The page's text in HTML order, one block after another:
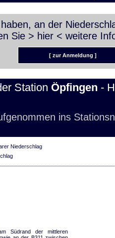
an der
Sie > hier < weitere
[ zur Anmeldung ]
Station Öpfingen -
ins
Niederschlag
Südrand der mittleren